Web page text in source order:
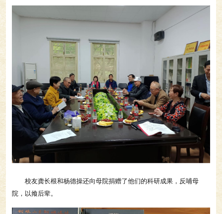
校友龚长根和杨德操还向母院捐赠了他们的科研成果，反哺母
院，以飨后辈。